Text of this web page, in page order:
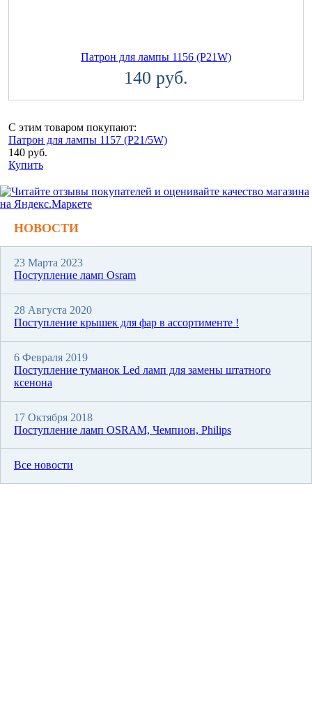
Патрон для лампы 1156 (P21W)
140 руб.
С этим товаром покупают:
Патрон для лампы 1157 (P21/5W)
140 руб.
Купить
НОВОСТИ
23 Марта 2023
Поступление ламп Osram
28 Августа 2020
Поступление крышек для фар в ассортименте !
6 Февраля 2019
Поступление туманок Led ламп для замены штатного
ксенона
17 Октября 2018
Поступление ламп OSRAM, Чемпион, Philips
Все новости